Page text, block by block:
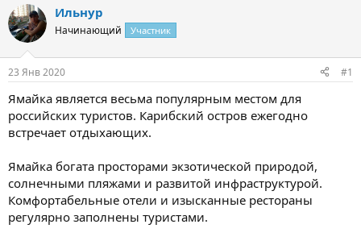
т
о
р
т
е
м
ы
т
н
а
л
Ильнур
Начинающий Участник
23 Янв 2020 #1
Ямайка является весьма популярным местом для
российских туристов. Карибский остров ежегодно
встречает отдыхающих.
Ямайка богата просторами экзотической природой,
солнечными пляжами и развитой инфраструктурой.
Комфортабельные отели и изысканные рестораны
регулярно заполнены туристами.